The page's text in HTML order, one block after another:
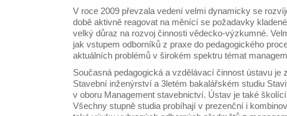
V roce 2009 převzala vedení velmi dynamicky se
době aktivně reagovat na měnící se požadavky
velký důraz na rozvoj činnosti vědecko-výzkumné.
jak vstupem odborníků z praxe do pedagogického
aktuálních problémů v širokém spektru témat
Současná pedagogická a vzdělávací činnost ústavu
Stavební inženýrství a 3letém bakalářském studiu
v oboru Management stavebnictví. Ústav je také
Všechny stupně studia probíhají v prezenční i